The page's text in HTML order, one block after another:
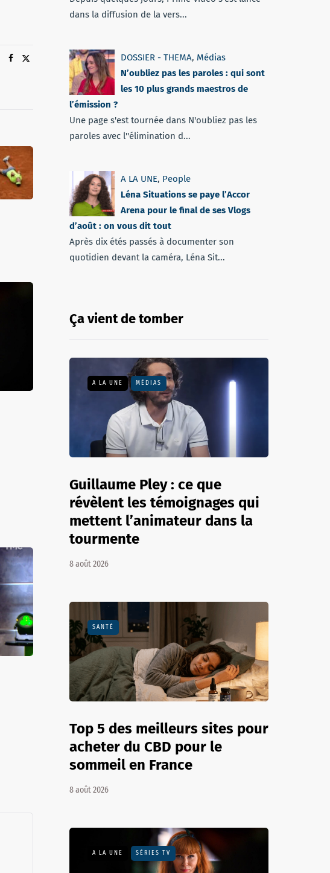
dans la diffusion de la vers...
DOSSIER - THEMA, Médias
N’oubliez pas les paroles : qui sont
les 10 plus grands maestros de
l’émission ?
Une page s'est tournée dans N'oubliez pas les
paroles avec l''élimination d...
A LA UNE, People
Léna Situations se paye l’Accor
Arena pour le final de ses Vlogs
d’août : on vous dit tout
Après dix étés passés à documenter son
quotidien devant la caméra, Léna Sit...
Ça vient de tomber
A LA UNE MÉDIAS
Guillaume Pley : ce que
révèlent les témoignages qui
mettent l’animateur dans la
tourmente
8 août 2026
SANTÉ
Top 5 des meilleurs sites pour
acheter du CBD pour le
sommeil en France
8 août 2026
A LA UNE SÉRIES TV